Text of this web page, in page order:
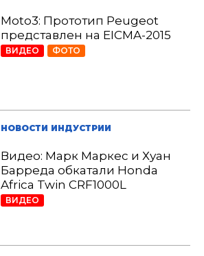
Moto3: Прототип Peugeot
представлен на EICMA-2015
ВИДЕО ФОТО
НОВОСТИ ИНДУСТРИИ
Видео: Марк Маркес и Хуан
Барреда обкатали Honda
Africa Twin CRF1000L
ВИДЕО